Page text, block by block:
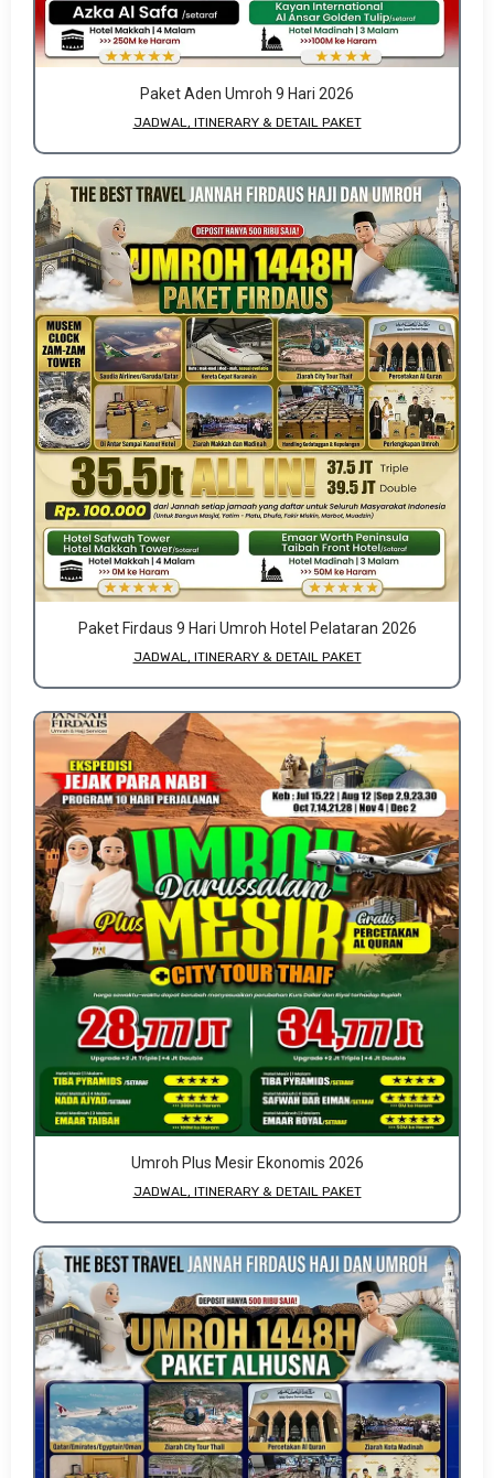
Paket Aden Umroh 9 Hari 2026
JADWAL, ITINERARY & DETAIL PAKET
Paket Firdaus 9 Hari Umroh Hotel Pelataran 2026
JADWAL, ITINERARY & DETAIL PAKET
Umroh Plus Mesir Ekonomis 2026
JADWAL, ITINERARY & DETAIL PAKET